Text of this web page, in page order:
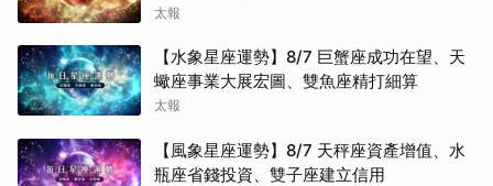
太報
【水象星座運勢】8/7 巨蟹座成功在望、天
蠍座事業大展宏圖、雙魚座精打細算
太報
【風象星座運勢】8/7 天秤座資產增值、水
瓶座省錢投資、雙子座建立信用